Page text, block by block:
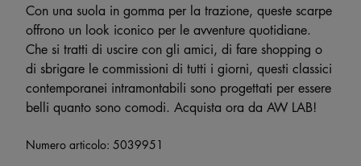
Con una suola in gomma per la trazione, queste scarpe
offrono un look iconico per le avventure quotidiane.
Che si tratti di uscire con gli amici, di fare shopping o
di sbrigare le commissioni di tutti i giorni, questi classici
contemporanei intramontabili sono progettati per essere
belli quanto sono comodi. Acquista ora da AW LAB!
Numero articolo: 5039951